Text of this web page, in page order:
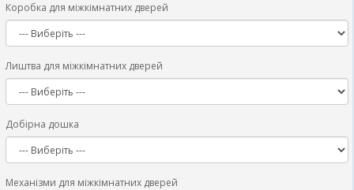
Коробка для міжкімнатних дверей
Лиштва для міжкімнатних дверей
Добірна дошка
Механізми для міжкімнатних дверей